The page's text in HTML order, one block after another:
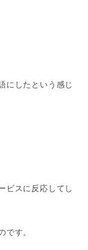
にしたという感じ
ビスに反応してし
です。